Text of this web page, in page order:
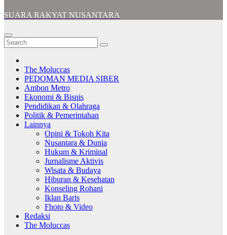
SUARA RAKYAT NUSANTARA
The Moluccas
PEDOMAN MEDIA SIBER
Ambon Metro
Ekonomi & Bisnis
Pendidikan & Olahraga
Politik & Pemerintahan
Lainnya
Opini & Tokoh Kita
Nusantara & Dunia
Hukum & Kriminal
Jurnalisme Aktivis
Wisata & Budaya
Hiburan & Kesehatan
Konseling Rohani
Iklan Baris
Fhoto & Video
Redaksi
The Moluccas